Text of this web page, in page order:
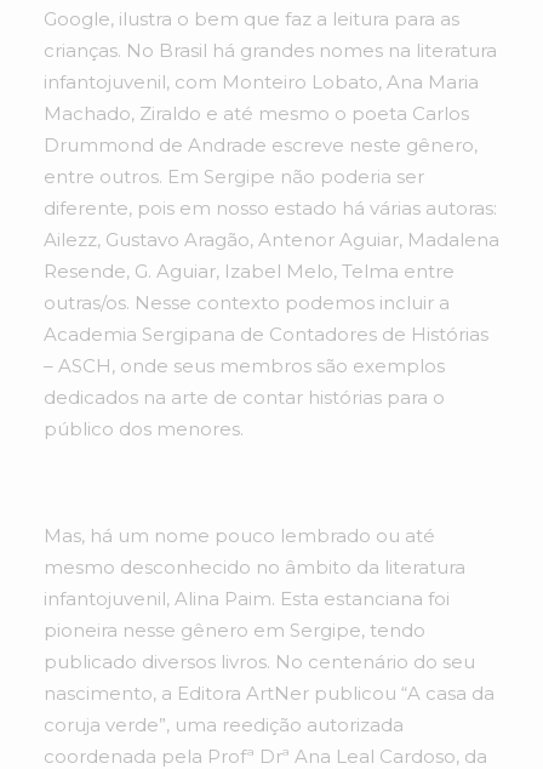
Google, ilustra o bem que faz a leitura para as
crianças. No Brasil há grandes nomes na literatura
infantojuvenil, com Monteiro Lobato, Ana Maria
Machado, Ziraldo e até mesmo o poeta Carlos
Drummond de Andrade escreve neste gênero,
entre outros. Em Sergipe não poderia ser
diferente, pois em nosso estado há várias autoras:
Ailezz, Gustavo Aragão, Antenor Aguiar, Madalena
Resende, G. Aguiar, Izabel Melo, Telma entre
outras/os. Nesse contexto podemos incluir a
Academia Sergipana de Contadores de Histórias
– ASCH, onde seus membros são exemplos
dedicados na arte de contar histórias para o
público dos menores.
Mas, há um nome pouco lembrado ou até
mesmo desconhecido no âmbito da literatura
infantojuvenil, Alina Paim. Esta estanciana foi
pioneira nesse gênero em Sergipe, tendo
publicado diversos livros. No centenário do seu
nascimento, a Editora ArtNer publicou “A casa da
coruja verde”, uma reedição autorizada
coordenada pela Profª Drª Ana Leal Cardoso, da